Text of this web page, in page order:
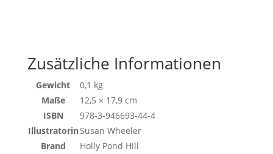
Zusätzliche Informationen
Gewicht
0,1 kg
Maße
12,5 × 17,9 cm
ISBN
978-3-946693-44-4
IllustratorinSusan Wheeler
Brand
Holly Pond Hill